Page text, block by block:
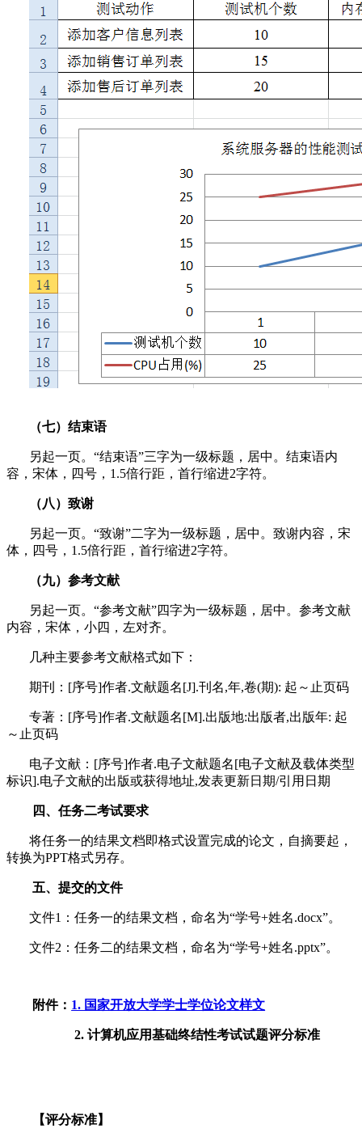
（七）结束语
另起一页。 “结束语”三字为一级标题，居中。结束语内
容，宋体，四号， 1.5倍行距，首行缩进2字符。
（八）致谢
另起一页。 “致谢”二字为一级标题，居中。致谢内容，宋
体，四号， 1.5倍行距，首行缩进2字符。
（九）参考文献
另起一页。 “参考文献”四字为一级标题，居中。参考文献
内容，宋体，小四，左对齐。
几种主要参考文献格式如下：
期刊： [序号]作者.文献题名[J].刊名,年,卷(期): 起～止页码
专著： [序号]作者.文献题名[M].出版地:出版者,出版年: 起
～止页码
电子文献： [序号]作者.电子文献题名[电子文献及载体类型
标识].电子文献的出版或获得地址,发表更新日期/引用日期
四、任务二考试要求
将任务一的结果文档即格式设置完成的论文，自摘要起，
转换为PPT格式另存。
五、提交的文件
文件1 ：任务一的结果文档，命名为“学号+姓名.docx”。
文件2 ：任务二的结果文档，命名为“学号+姓名.pptx”。
附件： 1. 国家开放大学学士学位论文样文
2. 计算机应用基础终结性考试试题评分标准
【评分标准】